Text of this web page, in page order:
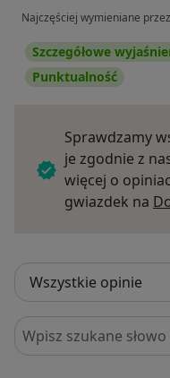
Najczęściej wymieniane
Szczegółowe
Punktualność
Sprawdzamy
je zgodnie z
więcej o
gwiazdek na
Szukaj w opiniach